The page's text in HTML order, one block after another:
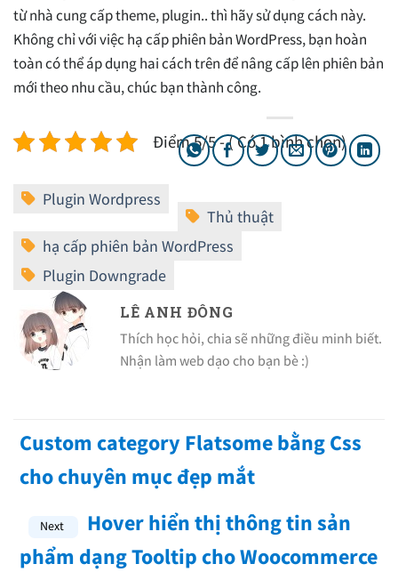
từ nhà cung cấp theme, plugin.. thì hãy sử dụng cách này.
Không chỉ với việc hạ cấp phiên bản WordPress, bạn hoàn
toàn có thể áp dụng hai cách trên để nâng cấp lên phiên bản
mới theo nhu cầu, chúc bạn thành công.
Điểm 5/5 - ( Có 1 bình chọn)
LÊ ANH ĐÔNG
Thích học hỏi, chia sẽ những điều minh biết.
Nhận làm web dạo cho bạn bè :)
Custom category Flatsome bằng Css
cho chuyên mục đẹp mắt
Hover hiển thị thông tin sản
phẩm dạng Tooltip cho Woocommerce